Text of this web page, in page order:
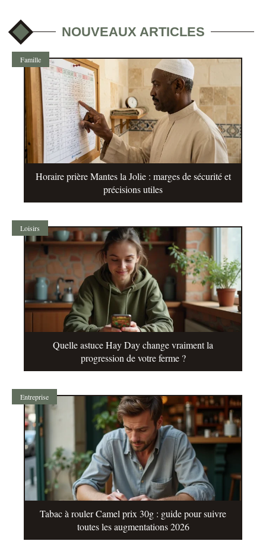
NOUVEAUX ARTICLES
Famille
Horaire prière Mantes la Jolie : marges de sécurité et
précisions utiles
Loisirs
Quelle astuce Hay Day change vraiment la
progression de votre ferme ?
Entreprise
Tabac à rouler Camel prix 30g : guide pour suivre
toutes les augmentations 2026